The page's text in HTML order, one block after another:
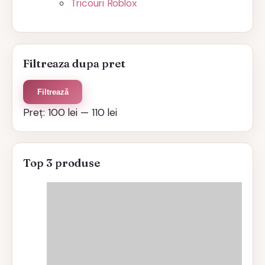
Tricouri Roblox
Filtreaza dupa pret
Preț
minim
Preț
maxim
Filtrează
Preț:100 lei —110 lei
Top 3 produse